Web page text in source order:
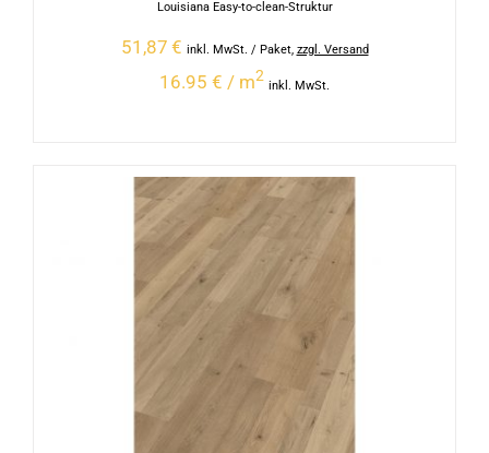
Louisiana Easy-to-clean-Struktur
51,87 € inkl. MwSt. / Paket, zzgl. Versand
16.95 € / m2
inkl. MwSt.